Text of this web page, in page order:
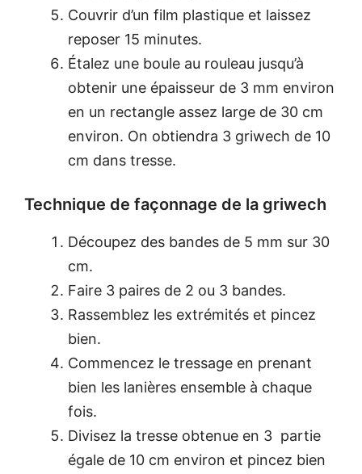
Couvrir d’un film plastique et laissez
reposer 15 minutes.
Étalez une boule au rouleau jusqu’à
obtenir une épaisseur de 3 mm environ
en un rectangle assez large de 30 cm
environ. On obtiendra 3 griwech de 10
cm dans tresse.
Technique de façonnage de la griwech
Découpez des bandes de 5 mm sur 30
cm.
Faire 3 paires de 2 ou 3 bandes.
Rassemblez les extrémités et pincez
bien.
Commencez le tressage en prenant
bien les lanières ensemble à chaque
fois.
Divisez la tresse obtenue en 3 partie
égale de 10 cm environ et pincez bien